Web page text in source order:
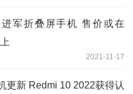
进军折叠屏手机 售价或在
2021-11-17
更新 Redmi 10 2022获得认